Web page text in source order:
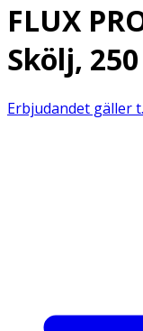
FLUX
Skölj,
Erbjudandet gäller